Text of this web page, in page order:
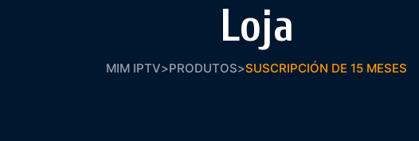
Loja
MIM IPTV>PRODUTOS>SUSCRIPCIÓN DE 15 MESES